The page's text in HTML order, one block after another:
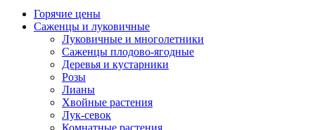
Горячие цены
Саженцы и луковичные
Луковичные и многолетники
Саженцы плодово-ягодные
Деревья и кустарники
Розы
Лианы
Хвойные растения
Лук-севок